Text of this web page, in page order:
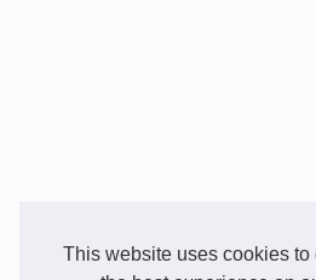
This website uses cookies to